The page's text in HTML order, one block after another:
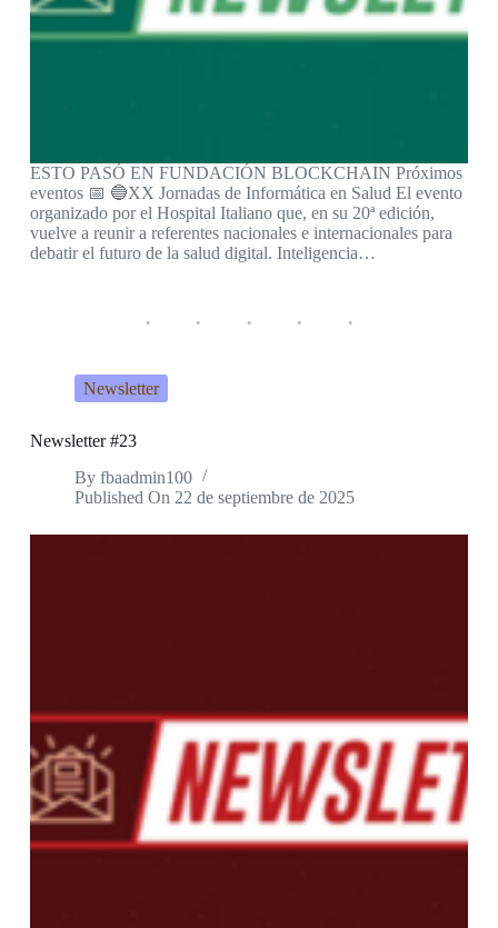
ESTO PASÓ EN FUNDACIÓN BLOCKCHAIN Próximos
eventos 📅 🔵XX Jornadas de Informática en Salud El evento
organizado por el Hospital Italiano que, en su 20ª edición,
vuelve a reunir a referentes nacionales e internacionales para
debatir el futuro de la salud digital. Inteligencia…
Newsletter
Newsletter #23
By fbaadmin100
Published On 22 de septiembre de 2025